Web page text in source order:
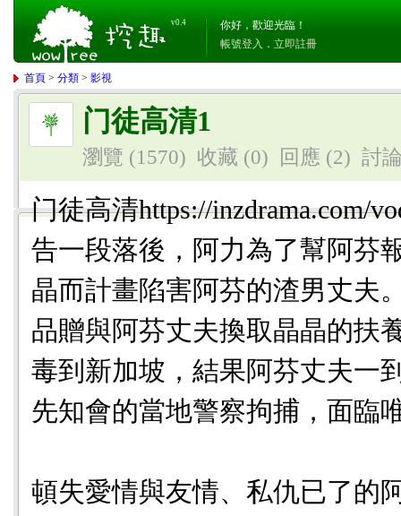
v0.4
你好，歡迎光臨！
帳號登入 ． 立即註冊
首頁 >分類 >影視
门徒高清1
瀏覽 (1570) 收藏 (0) 回應 (2) 討
门徒高清https://inzdrama.com/
告一段落後，阿力為了幫阿芬
晶而計畫陷害阿芬的渣男丈夫
品贈與阿芬丈夫換取晶晶的扶
毒到新加坡，結果阿芬丈夫一
先知會的當地警察拘捕，面臨
頓失愛情與友情、私仇已了的